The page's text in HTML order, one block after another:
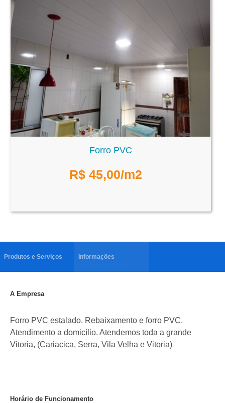
Forro PVC
R$ 45,00/m2
Produtos e Serviços Informações
A Empresa
Forro PVC estalado. Rebaixamento e forro PVC.
Atendimento a domicílio. Atendemos toda a grande
Vitoria, (Cariacica, Serra, Vila Velha e Vitoria)
Horário de Funcionamento